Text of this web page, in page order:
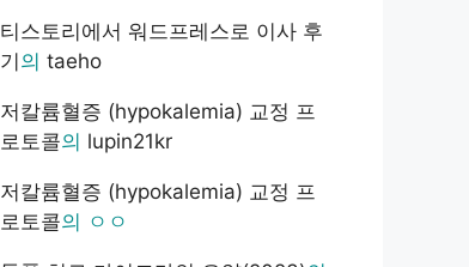
티스토리에서 워드프레스로 이사 후
기 의 taeho
저칼륨혈증 (hypokalemia) 교정 프
로토콜의 lupin21kr
저칼륨혈증 (hypokalemia) 교정 프
로토콜의 ㅇㅇ